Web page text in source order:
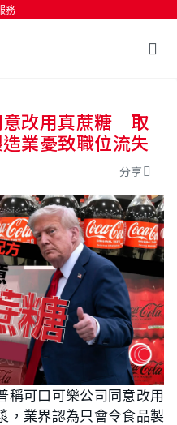
務
始搜尋
意改用真蔗糖 取
業憂致職位流失
分享
稱可口可樂公司同意改用
，業界認為只會令食品製